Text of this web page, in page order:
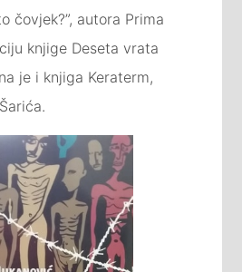
čovjek?”, autora Prima
knjige Deseta vrata
je i knjiga Keraterm,